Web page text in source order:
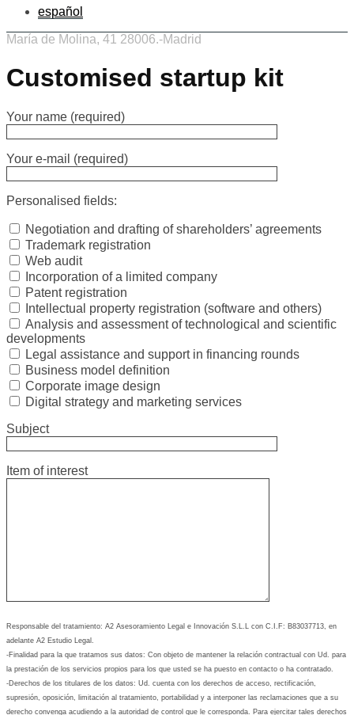
español
María de Molina, 41 28006.-Madrid
Customised startup kit
Your name (required)
Your e-mail (required)
Personalised fields:
Negotiation and drafting of shareholders’ agreements
Trademark registration
Web audit
Incorporation of a limited company
Patent registration
Intellectual property registration (software and others)
Analysis and assessment of technological and scientific
developments
Legal assistance and support in financing rounds
Business model definition
Corporate image design
Digital strategy and marketing services
Subject
Item of interest
Responsable del tratamiento: A2 Asesoramiento Legal e Innovación S.L.L con C.I.F: B83037713, en
adelante A2 Estudio Legal.
-Finalidad para la que tratamos sus datos: Con objeto de mantener la relación contractual con Ud. para
la prestación de los servicios propios para los que usted se ha puesto en contacto o ha contratado.
-Derechos de los titulares de los datos: Ud. cuenta con los derechos de acceso, rectificación,
supresión, oposición, limitación al tratamiento, portabilidad y a interponer las reclamaciones que a su
derecho convenga acudiendo a la autoridad de control que le corresponda. Para ejercitar tales derechos